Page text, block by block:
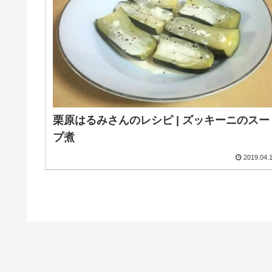
栗原はるみさんのレシピ | ズッキーニのスー
プ煮